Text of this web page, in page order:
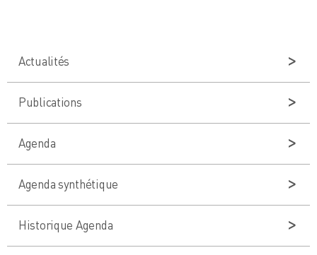
Actualités
Publications
Agenda
Agenda synthétique
Historique Agenda